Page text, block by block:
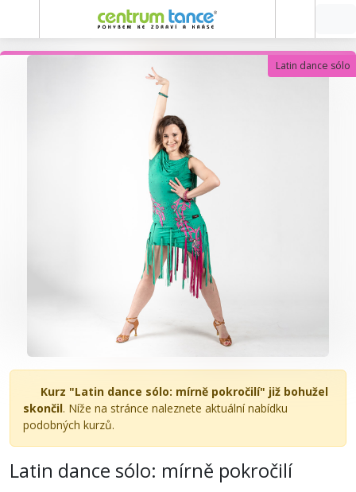
Latin dance sólo
Kurz "Latin dance sólo: mírně pokročilí" již bohužel
skončil. Níže na stránce naleznete aktuální nabídku
podobných kurzů.
Latin dance sólo: mírně pokročilí